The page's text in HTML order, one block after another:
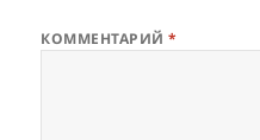
КОММЕНТАРИЙ*